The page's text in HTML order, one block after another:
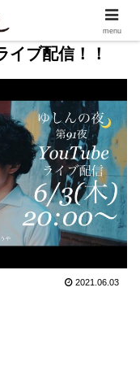
ブ配信！！
2021.06.03
menu